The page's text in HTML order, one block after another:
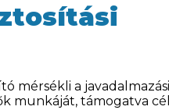
mérsékli a
munkáját, támogatva